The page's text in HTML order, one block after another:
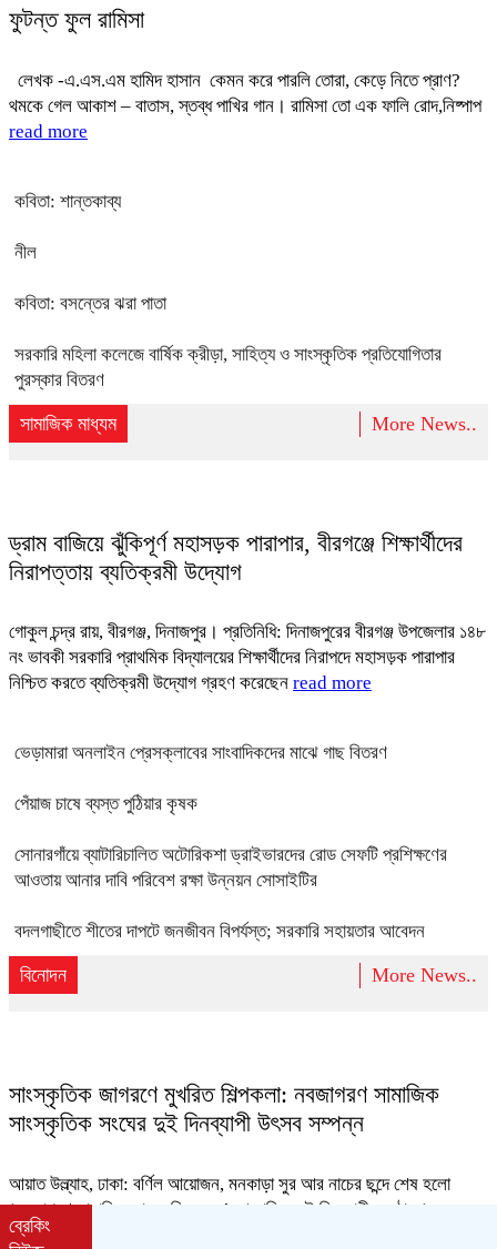
ফুটন্ত ফুল রামিসা
লেখক -এ.এস.এম হামিদ হাসান কেমন করে পারলি তোরা, কেড়ে নিতে প্রাণ?
থমকে গেল আকাশ – বাতাস, স্তব্ধ পাখির গান। রামিসা তো এক ফালি রোদ,নিষ্পাপ
read more
কবিতা: শান্তকাব্য
নীল
কবিতা: বসন্তের ঝরা পাতা
সরকারি মহিলা কলেজে বার্ষিক ক্রীড়া, সাহিত্য ও সাংস্কৃতিক প্রতিযোগিতার
পুরস্কার বিতরণ
সামাজিক মাধ্যম More News..
ড্রাম বাজিয়ে ঝুঁকিপূর্ণ মহাসড়ক পারাপার, বীরগঞ্জে শিক্ষার্থীদের
নিরাপত্তায় ব্যতিক্রমী উদ্যোগ
গোকুল চন্দ্র রায়, বীরগঞ্জ, দিনাজপুর। প্রতিনিধি: দিনাজপুরের বীরগঞ্জ উপজেলার ১৪৮
নং ভাবকী সরকারি প্রাথমিক বিদ্যালয়ের শিক্ষার্থীদের নিরাপদে মহাসড়ক পারাপার
নিশ্চিত করতে ব্যতিক্রমী উদ্যোগ গ্রহণ করেছেন read more
ভেড়ামারা অনলাইন প্রেসক্লাবের সাংবাদিকদের মাঝে গাছ বিতরণ
পেঁয়াজ চাষে ব্যস্ত পুঠিয়ার কৃষক
সোনারগাঁয়ে ব্যাটারিচালিত অটোরিকশা ড্রাইভারদের রোড সেফটি প্রশিক্ষণের
আওতায় আনার দাবি পরিবেশ রক্ষা উন্নয়ন সোসাইটির
বদলগাছীতে শীতের দাপটে জনজীবন বিপর্যস্ত; সরকারি সহায়তার আবেদন
বিনোদন More News..
সাংস্কৃতিক জাগরণে মুখরিত শিল্পকলা: নবজাগরণ সামাজিক
সাংস্কৃতিক সংঘের দুই দিনব্যাপী উৎসব সম্পন্ন
আয়াত উল্ল্যাহ, ঢাকা: বর্ণিল আয়োজন, মনকাড়া সুর আর নাচের ছন্দে শেষ হলো
‘নবজাগরণ সামাজিক সাংস্কৃতিক সংঘ’ আয়োজিত দুই দিনব্যাপী অনুষ্ঠান ‘নব
আনন্দের সংস্কৃতির চর্চা ২০২৬’।
ব্রেকিং